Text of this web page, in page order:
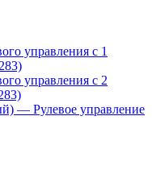
управления с 1
управления с 2
— Рулевое управление